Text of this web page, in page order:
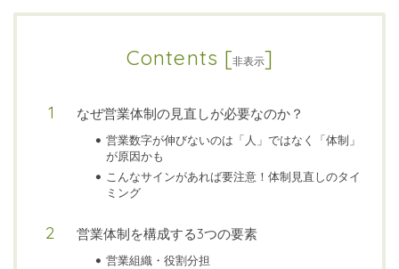
Contents [非表示]
なぜ営業体制の見直しが必要なのか？
営業数字が伸びないのは「人」ではなく「体制」
が原因かも
こんなサインがあれば要注意！体制見直しのタイ
ミング
営業体制を構成する3つの要素
営業組織・役割分担